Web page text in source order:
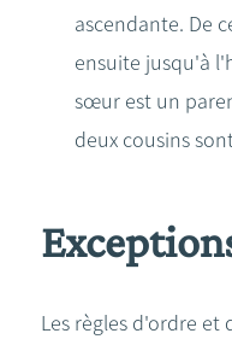
ascendante. De
ensuite jusqu'à
sœur est un
deux cousins
Les règles d'ordre et